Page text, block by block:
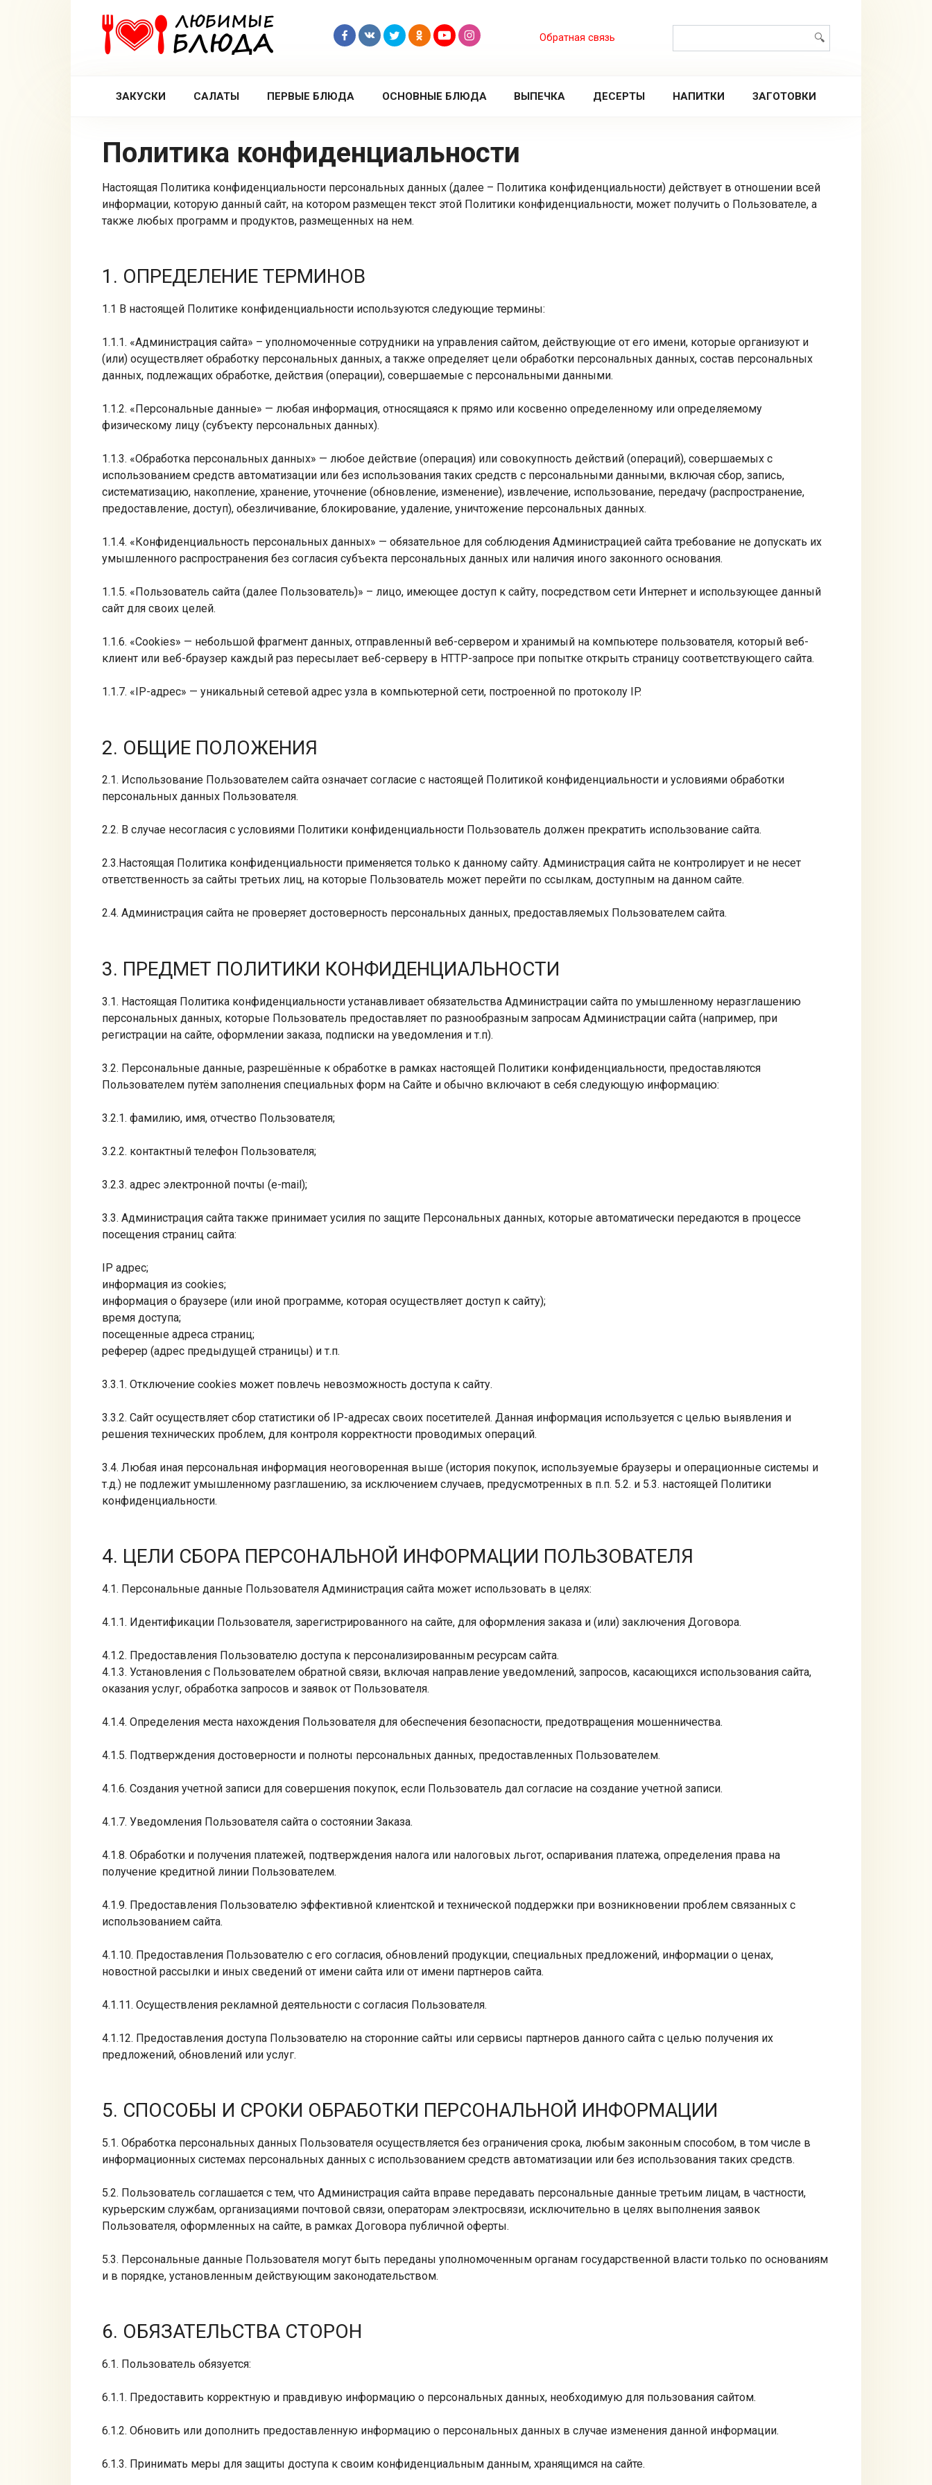
Обратная связь
ЗАКУСКИ САЛАТЫ ПЕРВЫЕ БЛЮДА ОСНОВНЫЕ БЛЮДА ВЫПЕЧКА ДЕСЕРТЫ НАПИТКИ ЗАГОТОВКИ
Политика конфиденциальности
Настоящая Политика конфиденциальности персональных данных (далее – Политика конфиденциальности) действует в отношении всей
информации, которую данный сайт, на котором размещен текст этой Политики конфиденциальности, может получить о Пользователе, а
также любых программ и продуктов, размещенных на нем.
1. ОПРЕДЕЛЕНИЕ ТЕРМИНОВ
1.1 В настоящей Политике конфиденциальности используются следующие термины:
1.1.1. «Администрация сайта» – уполномоченные сотрудники на управления сайтом, действующие от его имени, которые организуют и
(или) осуществляет обработку персональных данных, а также определяет цели обработки персональных данных, состав персональных
данных, подлежащих обработке, действия (операции), совершаемые с персональными данными.
1.1.2. «Персональные данные» — любая информация, относящаяся к прямо или косвенно определенному или определяемому
физическому лицу (субъекту персональных данных).
1.1.3. «Обработка персональных данных» — любое действие (операция) или совокупность действий (операций), совершаемых с
использованием средств автоматизации или без использования таких средств с персональными данными, включая сбор, запись,
систематизацию, накопление, хранение, уточнение (обновление, изменение), извлечение, использование, передачу (распространение,
предоставление, доступ), обезличивание, блокирование, удаление, уничтожение персональных данных.
1.1.4. «Конфиденциальность персональных данных» — обязательное для соблюдения Администрацией сайта требование не допускать их
умышленного распространения без согласия субъекта персональных данных или наличия иного законного основания.
1.1.5. «Пользователь сайта (далее Пользователь)» – лицо, имеющее доступ к сайту, посредством сети Интернет и использующее данный
сайт для своих целей.
1.1.6. «Cookies» — небольшой фрагмент данных, отправленный веб-сервером и хранимый на компьютере пользователя, который веб-
клиент или веб-браузер каждый раз пересылает веб-серверу в HTTP-запросе при попытке открыть страницу соответствующего сайта.
1.1.7. «IP-адрес» — уникальный сетевой адрес узла в компьютерной сети, построенной по протоколу IP.
2. ОБЩИЕ ПОЛОЖЕНИЯ
2.1. Использование Пользователем сайта означает согласие с настоящей Политикой конфиденциальности и условиями обработки
персональных данных Пользователя.
2.2. В случае несогласия с условиями Политики конфиденциальности Пользователь должен прекратить использование сайта.
2.3.Настоящая Политика конфиденциальности применяется только к данному сайту. Администрация сайта не контролирует и не несет
ответственность за сайты третьих лиц, на которые Пользователь может перейти по ссылкам, доступным на данном сайте.
2.4. Администрация сайта не проверяет достоверность персональных данных, предоставляемых Пользователем сайта.
3. ПРЕДМЕТ ПОЛИТИКИ КОНФИДЕНЦИАЛЬНОСТИ
3.1. Настоящая Политика конфиденциальности устанавливает обязательства Администрации сайта по умышленному неразглашению
персональных данных, которые Пользователь предоставляет по разнообразным запросам Администрации сайта (например, при
регистрации на сайте, оформлении заказа, подписки на уведомления и т.п).
3.2. Персональные данные, разрешённые к обработке в рамках настоящей Политики конфиденциальности, предоставляются
Пользователем путём заполнения специальных форм на Сайте и обычно включают в себя следующую информацию:
3.2.1. фамилию, имя, отчество Пользователя;
3.2.2. контактный телефон Пользователя;
3.2.3. адрес электронной почты (e-mail);
3.3. Администрация сайта также принимает усилия по защите Персональных данных, которые автоматически передаются в процессе
посещения страниц сайта:
IP адрес;
информация из cookies;
информация о браузере (или иной программе, которая осуществляет доступ к сайту);
время доступа;
посещенные адреса страниц;
реферер (адрес предыдущей страницы) и т.п.
3.3.1. Отключение cookies может повлечь невозможность доступа к сайту.
3.3.2. Сайт осуществляет сбор статистики об IP-адресах своих посетителей. Данная информация используется с целью выявления и
решения технических проблем, для контроля корректности проводимых операций.
3.4. Любая иная персональная информация неоговоренная выше (история покупок, используемые браузеры и операционные системы и
т.д.) не подлежит умышленному разглашению, за исключением случаев, предусмотренных в п.п. 5.2. и 5.3. настоящей Политики
конфиденциальности.
4. ЦЕЛИ СБОРА ПЕРСОНАЛЬНОЙ ИНФОРМАЦИИ ПОЛЬЗОВАТЕЛЯ
4.1. Персональные данные Пользователя Администрация сайта может использовать в целях:
4.1.1. Идентификации Пользователя, зарегистрированного на сайте, для оформления заказа и (или) заключения Договора.
4.1.2. Предоставления Пользователю доступа к персонализированным ресурсам сайта.
4.1.3. Установления с Пользователем обратной связи, включая направление уведомлений, запросов, касающихся использования сайта,
оказания услуг, обработка запросов и заявок от Пользователя.
4.1.4. Определения места нахождения Пользователя для обеспечения безопасности, предотвращения мошенничества.
4.1.5. Подтверждения достоверности и полноты персональных данных, предоставленных Пользователем.
4.1.6. Создания учетной записи для совершения покупок, если Пользователь дал согласие на создание учетной записи.
4.1.7. Уведомления Пользователя сайта о состоянии Заказа.
4.1.8. Обработки и получения платежей, подтверждения налога или налоговых льгот, оспаривания платежа, определения права на
получение кредитной линии Пользователем.
4.1.9. Предоставления Пользователю эффективной клиентской и технической поддержки при возникновении проблем связанных с
использованием сайта.
4.1.10. Предоставления Пользователю с его согласия, обновлений продукции, специальных предложений, информации о ценах,
новостной рассылки и иных сведений от имени сайта или от имени партнеров сайта.
4.1.11. Осуществления рекламной деятельности с согласия Пользователя.
4.1.12. Предоставления доступа Пользователю на сторонние сайты или сервисы партнеров данного сайта с целью получения их
предложений, обновлений или услуг.
5. СПОСОБЫ И СРОКИ ОБРАБОТКИ ПЕРСОНАЛЬНОЙ ИНФОРМАЦИИ
5.1. Обработка персональных данных Пользователя осуществляется без ограничения срока, любым законным способом, в том числе в
информационных системах персональных данных с использованием средств автоматизации или без использования таких средств.
5.2. Пользователь соглашается с тем, что Администрация сайта вправе передавать персональные данные третьим лицам, в частности,
курьерским службам, организациями почтовой связи, операторам электросвязи, исключительно в целях выполнения заявок
Пользователя, оформленных на сайте, в рамках Договора публичной оферты.
5.3. Персональные данные Пользователя могут быть переданы уполномоченным органам государственной власти только по основаниям
и в порядке, установленным действующим законодательством.
6. ОБЯЗАТЕЛЬСТВА СТОРОН
6.1. Пользователь обязуется:
6.1.1. Предоставить корректную и правдивую информацию о персональных данных, необходимую для пользования сайтом.
6.1.2. Обновить или дополнить предоставленную информацию о персональных данных в случае изменения данной информации.
6.1.3. Принимать меры для защиты доступа к своим конфиденциальным данным, хранящимся на сайте.